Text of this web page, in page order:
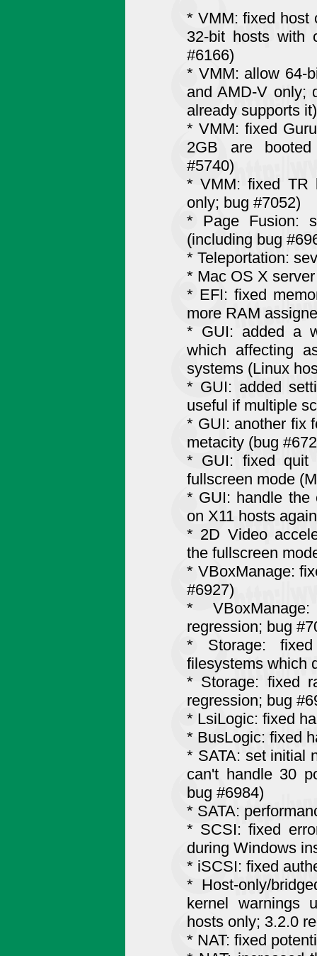
* VMM: fixed host
32-bit hosts with
#6166)
* VMM: allow 64-
and AMD-V only;
already supports it)
* VMM: fixed
2GB are
#5740)
* VMM: fixed TR
only; bug #7052)
* Page Fusion:
(including bug
* Teleportation:
* Mac OS X
* EFI: fixed
more RAM
* GUI: added a
which affecting
systems (Linux
* GUI: added
useful if multiple
* GUI: another fix
metacity (bug
* GUI: fixed quit
fullscreen mode
* GUI: handle the
on X11 hosts
* 2D Video
the fullscreen
* VBoxManage:
#6927)
*
regression; bug
* Storage:
filesystems which
* Storage: fixed
regression; bug
* LsiLogic: fixed
* BusLogic: fixed
* SATA: set initial
can't handle 30
bug #6984)
* SATA:
* SCSI: fixed
during Windows
* iSCSI: fixed
* Host-only/
kernel warnings
hosts only; 3.2.0
* NAT: fixed